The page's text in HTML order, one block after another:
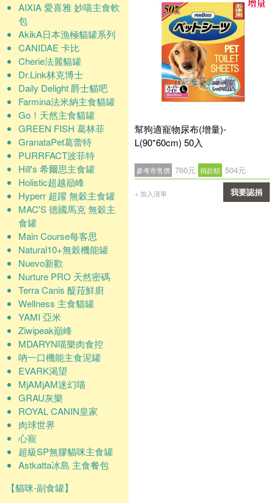
AIXIA 愛喜雅 妙喵主食軟
包
AkikA日本漁極貓罐系列
CANIDAE 卡比
Cherie法麗貓罐
Dr.Link林克博士
Daily Delight 爵士貓吧
Farmina法米納主食貓罐
Go！天然主食貓罐
GREEN FISH 葛林菲
GranataPet葛蕾特
PURRFACT波菲特
Hill's 希爾思主食罐
Holistic超越巔峰
Hyperr 超躍 無穀主食罐
MAC'S 德國馬克 無穀主
食罐
Main Course每客思
Natural10+無榖機能罐
Nuevo新歡
Nurture PRO 天然密碼
Terra Canis 醍菈鮮廚
Wellness 主食貓罐
YAMI 亞米
Ziwipeak巔峰
MDARYN喵樂肉食控
吶一口機能主食泥罐
EVARK渴望
MjAMjAM迷幻喵
GRAU灰樂
ROYAL CANIN皇家
肉球世界
心寵
超級SP無膠貓咪主食罐
Astkatta冰島 主食餐包
【貓咪-副食罐】
幫狗適寵物尿布(增量)-
L(90*60cm) 50入
參考市售價 760元 捐款額 504元
+ 加入清單 我要認捐